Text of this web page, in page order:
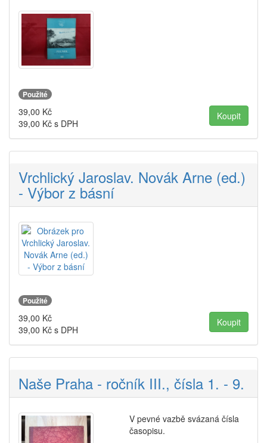
Použité
39,00 Kč
39,00 Kč s DPH
Vrchlický Jaroslav. Novák Arne (ed.)
- Výbor z básní
Použité
39,00 Kč
39,00 Kč s DPH
Naše Praha - ročník III., čísla 1. - 9.
V pevné vazbě svázaná čísla
časopisu.